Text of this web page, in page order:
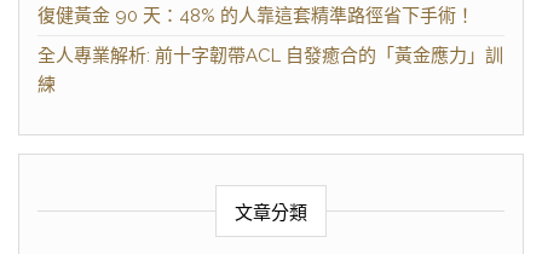
復健黃金 90 天：48% 的人靠這套精準路徑省下手術！
全人專業解析: 前十字韌帶ACL 自發癒合的「黃金應力」訓
練
文章分類